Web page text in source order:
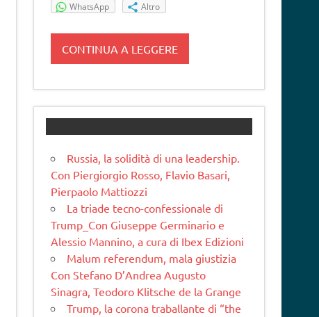
WhatsApp
Altro
CONTINUA A LEGGERE
Russia, la solidità di una leadership.
Con Piergiorgio Rosso, Flavio Basari,
Pierpaolo Mattiozzi
La triade tecno-confessionale di
Trump_Con Giuseppe Germinario e
Alessio Mannino, a cura di Ibex Edizioni
Malum referendum, mala giustizia
Con Stefano D’Andrea Augusto
Sinagra, Teodoro Klitsche de la Grange
Trump, la corona traballante di “the